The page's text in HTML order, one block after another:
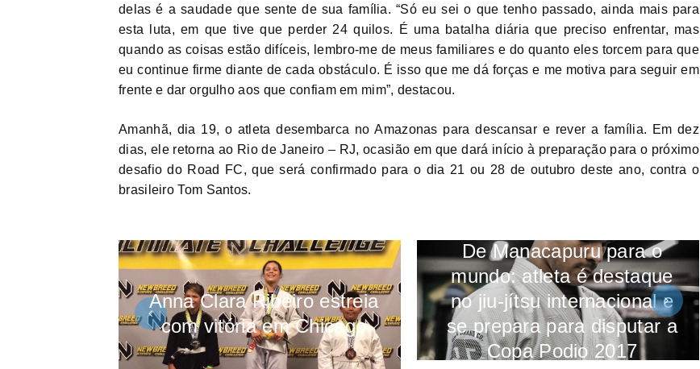
delas é a saudade que sente de sua família. “Só eu sei o que tenho passado, ainda mais para
esta luta, em que tive que perder 24 quilos. É uma batalha diária que preciso enfrentar, mas
quando as coisas estão difíceis, lembro-me de meus familiares e do quanto eles torcem para que
eu continue firme diante de cada obstáculo. É isso que me dá forças e me motiva para seguir em
frente e dar orgulho aos que confiam em mim”, destacou.
Amanhã, dia 19, o atleta desembarca no Amazonas para descansar e rever a família. Em dez
dias, ele retorna ao Rio de Janeiro – RJ, ocasião em que dará início à preparação para o próximo
desafio do Road FC, que será confirmado para o dia 21 ou 28 de outubro deste ano, contra o
brasileiro Tom Santos.
Anna Clara Ribeiro estreia
com vitória em Chicago
De Manacapuru para o
mundo: atleta é destaque
no jiu-jítsu internacional e
se prepara para disputar a
Copa Podio 2017